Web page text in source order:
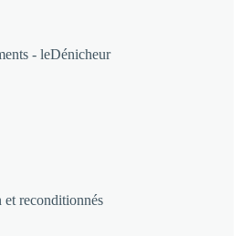
- leDénicheur
et reconditionnés